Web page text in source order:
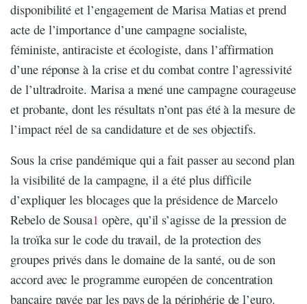
disponibilité et l’engagement de Marisa Matias et prend
acte de l’importance d’une campagne socialiste,
féministe, antiraciste et écologiste, dans l’affirmation
d’une réponse à la crise et du combat contre l’agressivité
de l’ultradroite. Marisa a mené une campagne courageuse
et probante, dont les résultats n’ont pas été à la mesure de
l’impact réel de sa candidature et de ses objectifs.
Sous la crise pandémique qui a fait passer au second plan
la visibilité de la campagne, il a été plus difficile
d’expliquer les blocages que la présidence de Marcelo
Rebelo de Sousa1 opère, qu’il s’agisse de la pression de
la troïka sur le code du travail, de la protection des
groupes privés dans le domaine de la santé, ou de son
accord avec le programme européen de concentration
bancaire payée par les pays de la périphérie de l’euro.